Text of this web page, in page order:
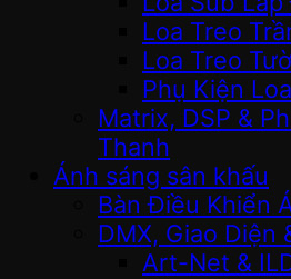
Loa Treo
Loa Treo
Phụ Kiện
Matrix, DSP &
Thanh
Ánh sáng sân khấu
Bàn Điều Khiển
DMX, Giao Diện
Art-Net &